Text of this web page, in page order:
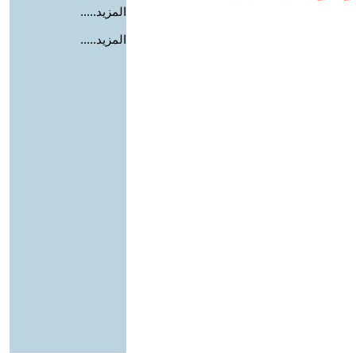
المزيد.....
المزيد.....